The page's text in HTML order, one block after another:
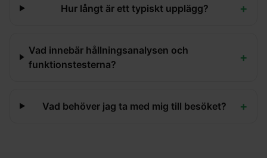
Hur långt är ett typiskt upplägg? +
Vad innebär hållningsanalysen och
funktionstesterna?
+
Vad behöver jag ta med mig till besöket? +